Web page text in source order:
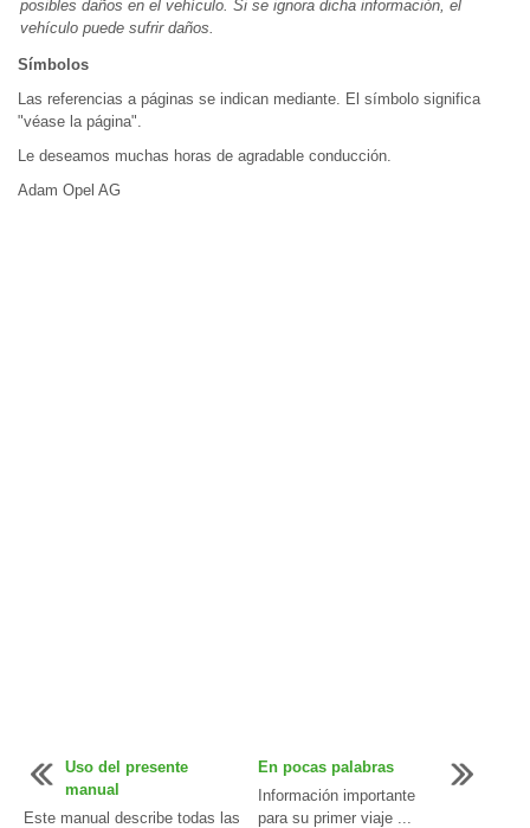
posibles daños en el vehículo. Si se ignora dicha información, el
vehículo puede sufrir daños.
Símbolos
Las referencias a páginas se indican mediante. El símbolo significa
"véase la página".
Le deseamos muchas horas de agradable conducción.
Adam Opel AG
Uso del presente
manual
Este manual describe todas las
En pocas palabras
Información importante
para su primer viaje ...